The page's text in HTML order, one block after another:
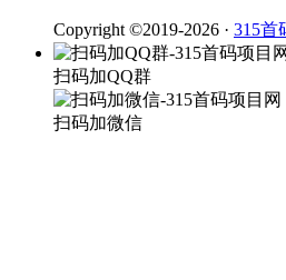
Copyright ©2019-2026 · 315首
扫码加QQ群
扫码加微信